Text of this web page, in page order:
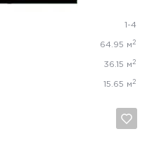
1-4
64.95 м 2
36.15 м 2
15.65 м 2